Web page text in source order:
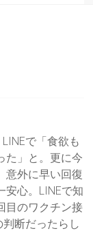
で「食欲も
た」と。更に今
意外に早い回復
安心。LINEで知
目のワクチン接
断だったらし